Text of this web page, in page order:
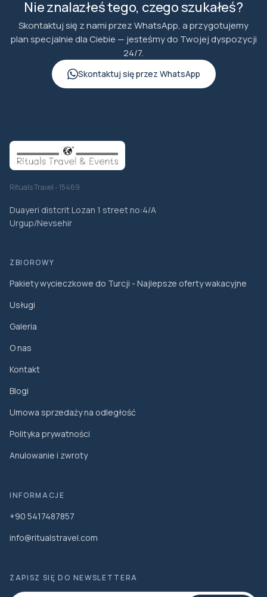
Nie znalazłeś tego, czego szukałeś?
Skontaktuj się z nami przez WhatsApp, a przygotujemy
plan specjalnie dla Ciebie — jesteśmy do Twojej dyspozycji
24/7.
Skontaktuj się przez WhatsApp
Rituals Travel - 15469
Duayeri distcrit Lozan 1 street no:4/A
Urgup/Nevsehir
ZBIOROWY
Pakiety wycieczkowe do Turcji - Najlepsze oferty wakacyjne
Usługi
Galeria
O nas
Kontakt
Blogi
Umowa sprzedaży na odległość
Polityka prywatności
Anulowanie i zwroty
INFORMACJE
+90 5417487857
info@ritualstravel.com
ZAPISZ SIĘ DO NEWSLETTERA